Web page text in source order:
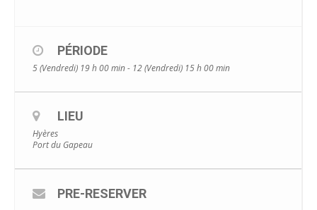
PÉRIODE
5 (Vendredi) 19 h 00 min - 12 (Vendredi) 15 h 00 min
LIEU
Hyères
Port du Gapeau
PRE-RESERVER